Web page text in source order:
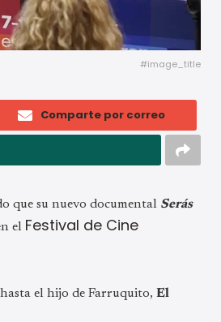
#image_title
Comparte por correo
que su nuevo documental Serás
el Festival de Cine
hasta el hijo de Farruquito, El